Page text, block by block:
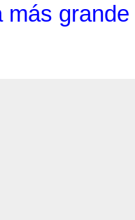
más grande